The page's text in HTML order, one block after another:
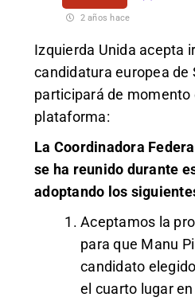
2 años hace
Izquierda Unida acepta
candidatura europea de
participará de momento
plataforma:
La Coordinadora
se ha reunido durante
adoptando los
Aceptamos la
para que Manu
candidato
el cuarto lugar